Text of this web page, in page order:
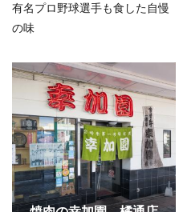
有名プロ野球選手も食した自慢
の味